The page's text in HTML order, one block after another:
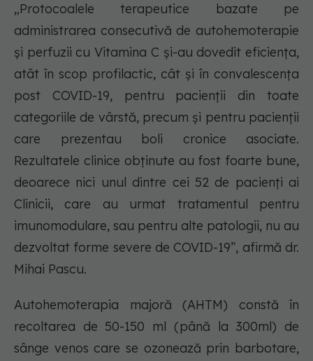
„Protocoalele terapeutice bazate pe
administrarea consecutivă de autohemoterapie
și perfuzii cu Vitamina C și-au dovedit eficiența,
atât în scop profilactic, cât și în convalescența
post COVID-19, pentru pacienții din toate
categoriile de vârstă, precum și pentru pacienții
care prezentau boli cronice asociate.
Rezultatele clinice obținute au fost foarte bune,
deoarece nici unul dintre cei 52 de pacienți ai
Clinicii, care au urmat tratamentul pentru
imunomodulare, sau pentru alte patologii, nu au
dezvoltat forme severe de COVID-19”, afirmă dr.
Mihai Pascu.
Autohemoterapia majoră (AHTM) constă în
recoltarea de 50-150 ml (până la 300ml) de
sânge venos care se ozonează prin barbotare,